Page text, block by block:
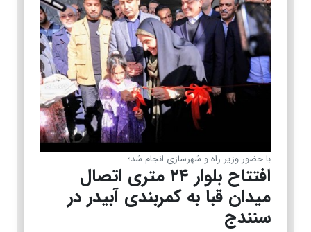
با حضور وزیر راه و شهرسازی انجام شد؛
افتتاح بلوار ۲۴ متری اتصال
میدان قبا به کمربندی آبیدر در
سنندج